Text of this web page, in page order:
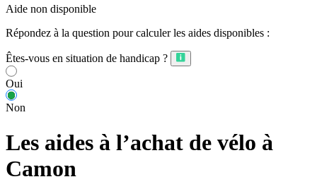
Aide non disponible
Répondez à la question pour calculer les aides disponibles :
Êtes-vous en situation de handicap ?
Oui
Non
Les aides à l’achat de vélo à
Camon